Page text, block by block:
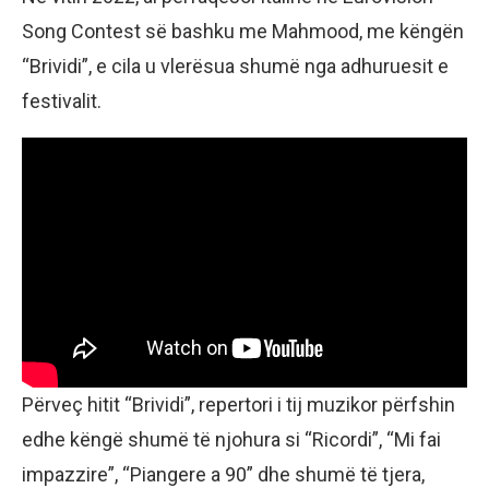
Song Contest së bashku me Mahmood, me këngën
“Brividi”, e cila u vlerësua shumë nga adhuruesit e
festivalit.
Përveç hitit “Brividi”, repertori i tij muzikor përfshin
edhe këngë shumë të njohura si “Ricordi”, “Mi fai
impazzire”, “Piangere a 90” dhe shumë të tjera,